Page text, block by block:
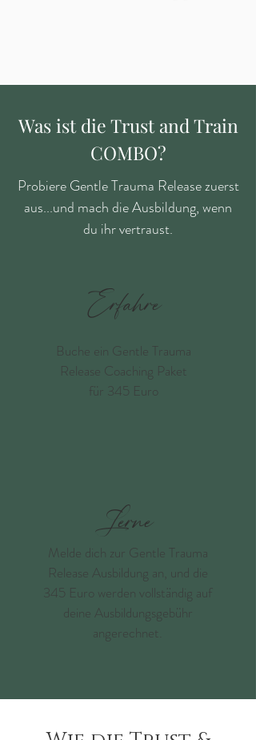
Was ist die Trust and Train
COMBO?
Probiere Gentle Trauma Release zuerst
aus...und mach die Ausbildung, wenn
du ihr vertraust.
Erfahre
Buche ein Gentle Trauma
Release Coaching Paket
für 345 Euro
Melde dich zur Gentle Trauma
Release Ausbildung an, und die
345 Euro werden vollständig auf
deine Ausbildungsgebühr
angerechnet.
Lerne